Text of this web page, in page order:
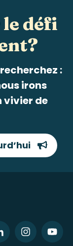
le défi
:
irons
vivier de